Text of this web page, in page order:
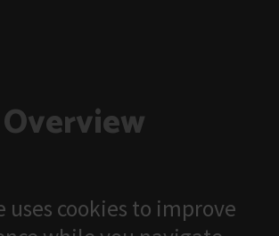
uses cookies to improve